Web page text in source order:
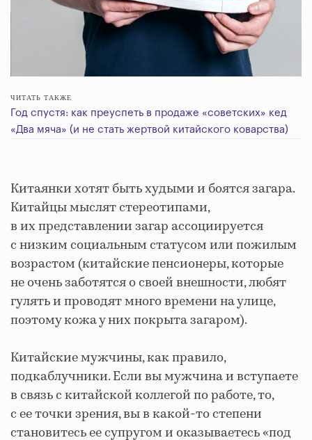
ЧИТАТЬ ТАКЖЕ
Год спустя: как преуспеть в продаже «советских» кед
«Два мяча» (и не стать жертвой китайского коварства)
Китаянки хотят быть худыми и боятся загара.
Китайцы мыслят стереотипами,
в их представлении загар ассоциируется
с низким социальным статусом или пожилым
возрастом (китайские пенсионеры, которые
не очень заботятся о своей внешности, любят
гулять и проводят много времени на улице,
поэтому кожа у них покрыта загаром).
Китайские мужчины, как правило,
подкаблучники. Если вы мужчина и вступаете
в связь с китайской коллегой по работе, то,
с ее точки зрения, вы в какой-то степени
становитесь ее супругом и оказываетесь «под